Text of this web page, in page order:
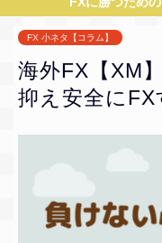
FX 小ネタ【コラム】
海外FX【XM
抑え安全に